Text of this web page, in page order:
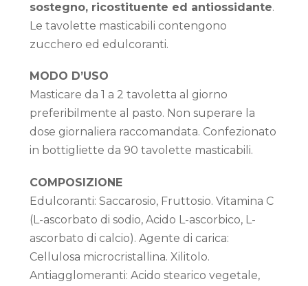
sostegno, ricostituente ed antiossidante.
Le tavolette masticabili contengono
zucchero ed edulcoranti.
MODO D’USO
Masticare da 1 a 2 tavoletta al giorno
preferibilmente al pasto. Non superare la
dose giornaliera raccomandata. Confezionato
in bottigliette da 90 tavolette masticabili.
COMPOSIZIONE
Edulcoranti: Saccarosio, Fruttosio. Vitamina C
(L-ascorbato di sodio, Acido L-ascorbico, L-
ascorbato di calcio). Agente di carica:
Cellulosa microcristallina. Xilitolo.
Antiagglomeranti: Acido stearico vegetale,